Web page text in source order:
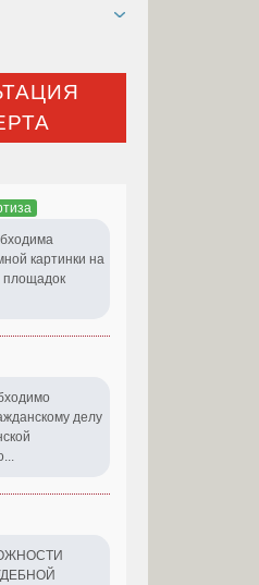
картинки на
площадок
делу